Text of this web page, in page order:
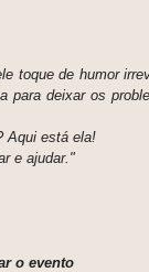
toque de humor
para deixar os
Aqui está ela!
e ajudar."
o evento